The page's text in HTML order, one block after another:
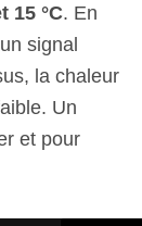
15 °C. En
signal
la chaleur
Un
et pour